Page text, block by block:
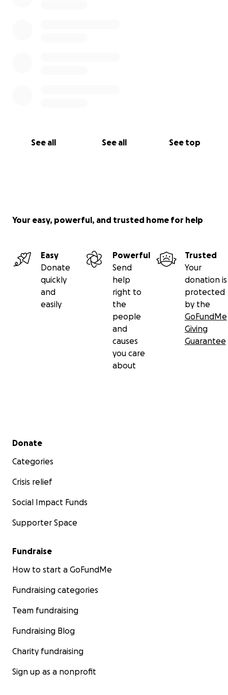
See all See all See top
Your easy, powerful, and trusted home for help
Easy
Donate
quickly
and
easily
Powerful
Send
help
right to
the
people
and
causes
you care
about
Trusted
Your
donation is
protected
by the
GoFundMe
Giving
Guarantee
Secondary menu
Donate
Categories
Crisis relief
Social Impact Funds
Supporter Space
Fundraise
How to start a GoFundMe
Fundraising categories
Team fundraising
Fundraising Blog
Charity fundraising
Sign up as a nonprofit